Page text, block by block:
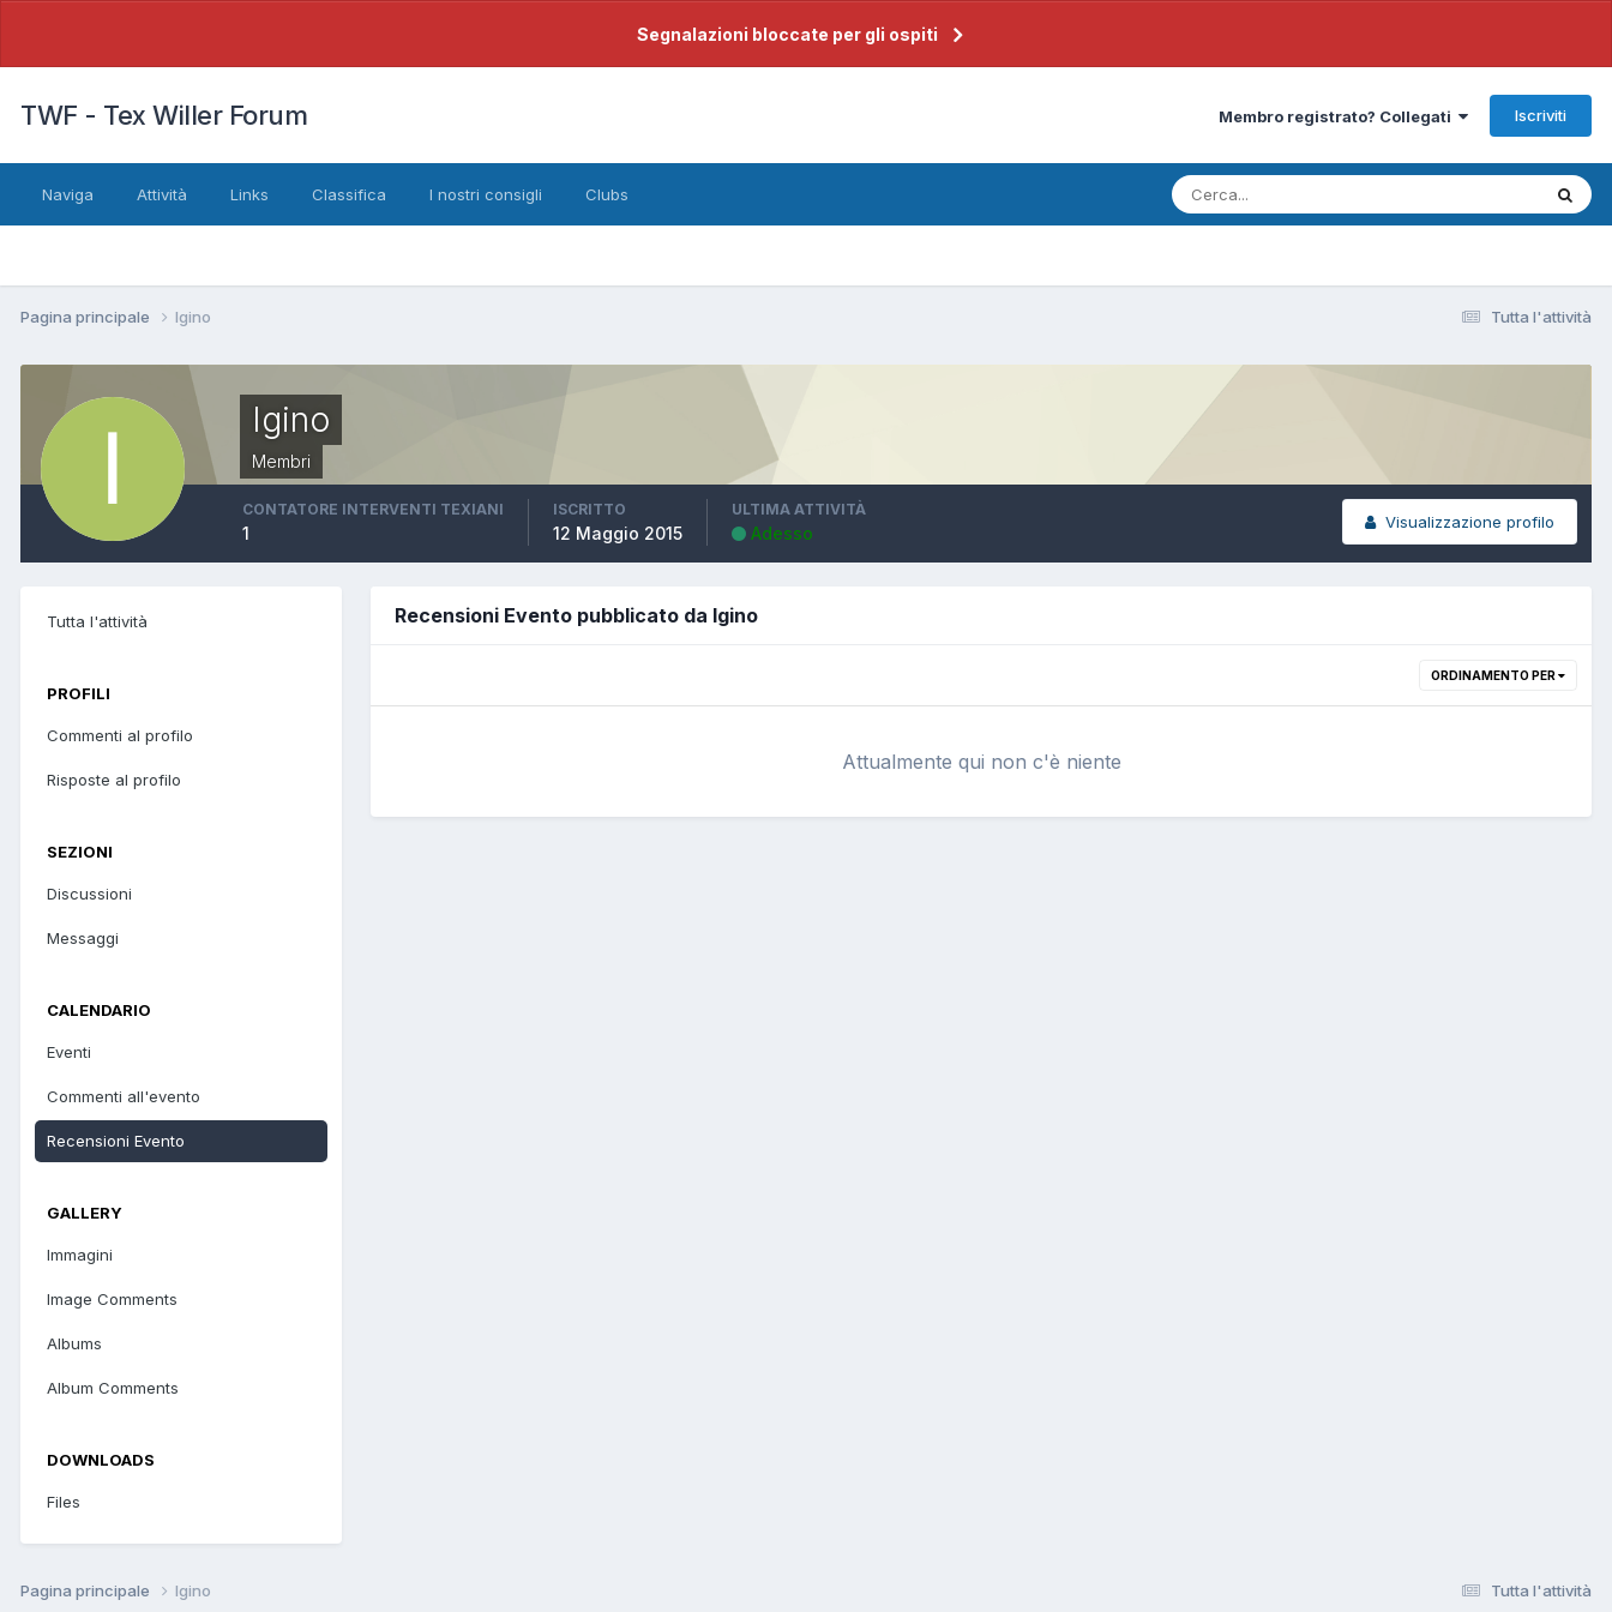
Segnalazioni bloccate per gli ospiti
TWF - Tex Willer Forum Membro registrato? Collegati Iscriviti
Naviga Attività Links Classifica I nostri consigli Clubs
Tutta l'attività
Pagina principale Igino
Igino
Membri
Visualizzazione profilo
CONTATORE INTERVENTI TEXIANI
1
ISCRITTO
12 Maggio 2015
ULTIMA ATTIVITÀ
Adesso
Tutta l'attività
PROFILI
Commenti al profilo
Risposte al profilo
SEZIONI
Discussioni
Messaggi
CALENDARIO
Eventi
Commenti all'evento
Recensioni Evento
GALLERY
Immagini
Image Comments
Albums
Album Comments
DOWNLOADS
Files
Recensioni Evento pubblicato da Igino
ORDINAMENTO PER
Attualmente qui non c'è niente
Tutta l'attività
Pagina principale Igino